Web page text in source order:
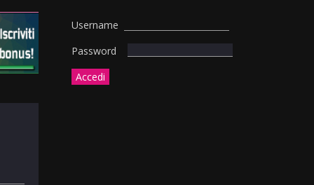
Username
Password